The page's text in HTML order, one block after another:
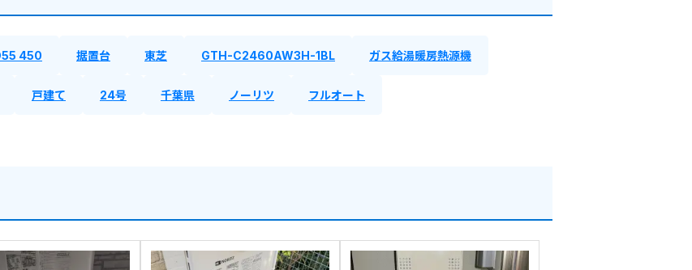
450 据置台 東芝 GTH-C2460AW3H-1BL ガス給湯暖房熱源機
戸建て 24号 千葉県 ノーリツ フルオート